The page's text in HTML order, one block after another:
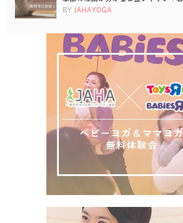
BY JAHAYOGA